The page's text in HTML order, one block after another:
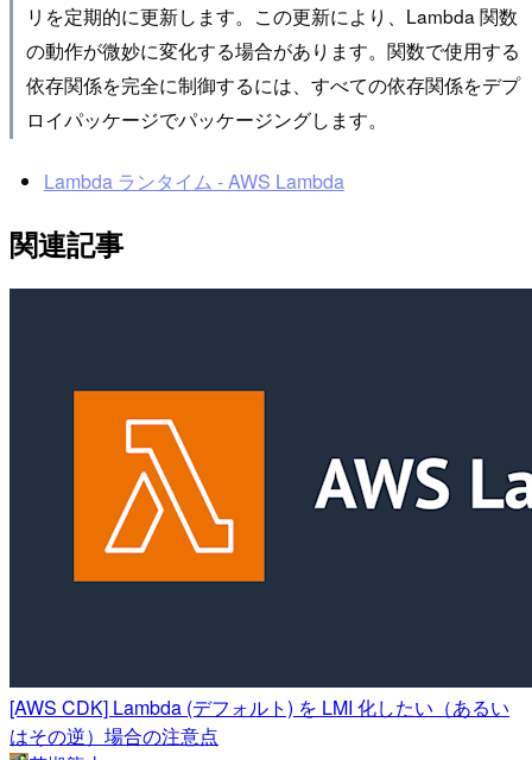
リを定期的に更新します。この更新により、Lambda 関数
の動作が微妙に変化する場合があります。関数で使用する
依存関係を完全に制御するには、すべての依存関係をデプ
ロイパッケージでパッケージングします。
Lambda ランタイム - AWS Lambda
関連記事
[AWS CDK] Lambda (デフォルト) を LMI 化したい（あるい
はその逆）場合の注意点